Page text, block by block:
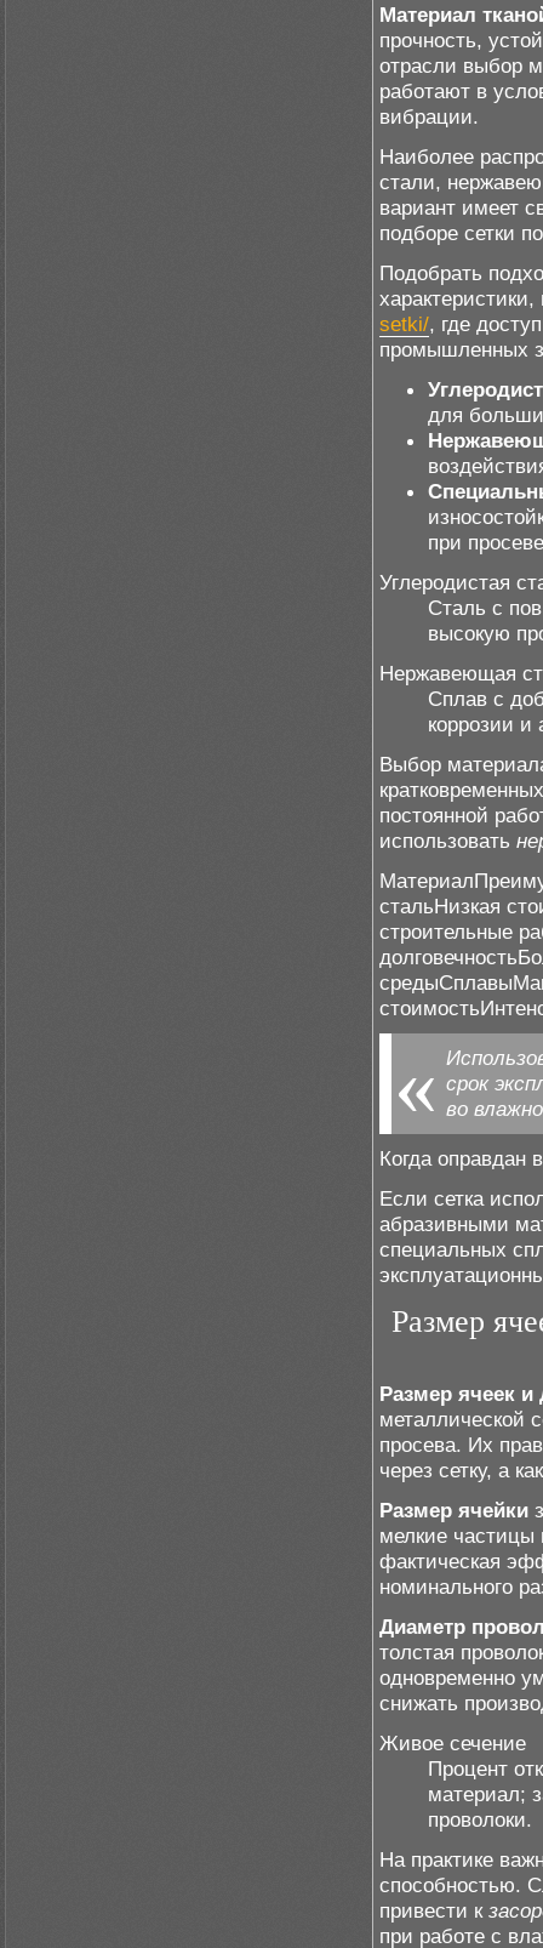
Материал
прочность,
отрасли выбор
работают в
вибрации.
Наиболее
стали,
вариант имеет
подборе сетки
Подобрать
setki/, где
промышленных
для
при
Углеродистая
Сталь с
высокую
Нержавеющая
Сплав с
коррозии и
Выбор
постоянной
использовать
стальНизкая
строительные
срок
во
Когда оправдан
Если сетка
абразивными
специальных
Размер
Размер ячеек
металлической
просева. Их
через сетку, а
Размер ячейки
мелкие частицы
фактическая
номинального
Диаметр
толстая
одновременно
снижать
Живое сечение
Процент
материал;
проволоки.
На практике
способностью.
привести к
при работе с